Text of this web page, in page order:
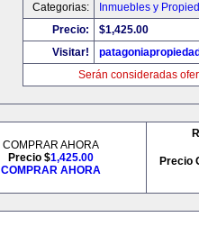
Categorias:
Inmuebles y
Precio:
$1,425.00
Visitar!
Serán consideradas
COMPRAR AHORA
Precio $1,425.00
COMPRAR AHORA
Precio